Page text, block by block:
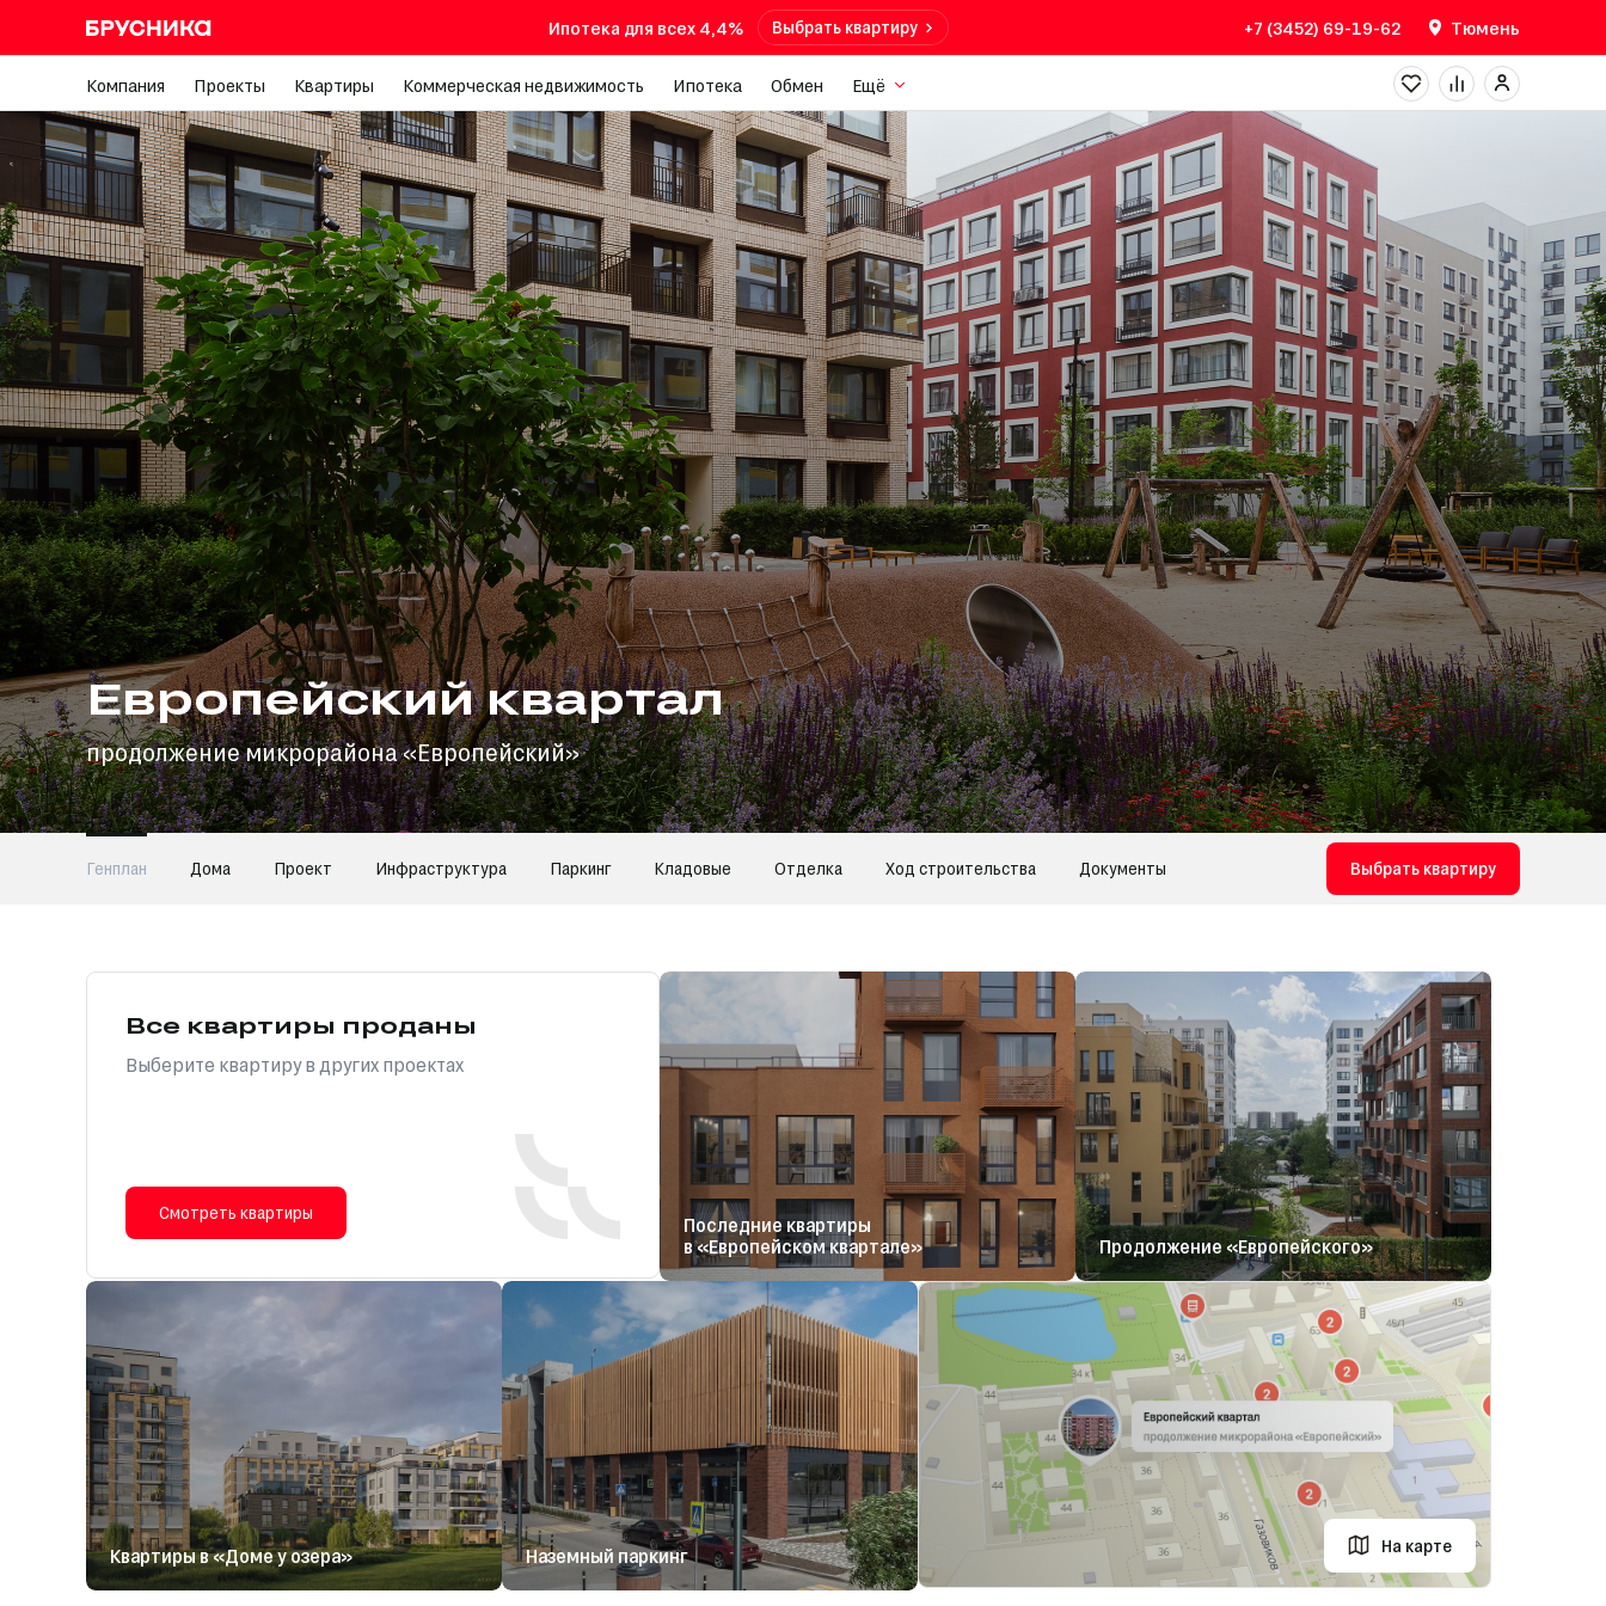
Ипотека для всех 4,4% Выбрать квартиру +7 (3452) 69-19-62 Тюмень
Компания Проекты Квартиры Коммерческая недвижимость Ипотека Обмен Ещё
Европейский квартал
продолжение микрорайона «Европейский»
Генплан Дома Проект Инфраструктура Паркинг Кладовые Отделка Ход строительства Документы Выбрать квартиру
Все квартиры проданы
Выберите квартиру в других проектах
Смотреть квартиры
Последние квартиры
в «Европейском квартале»
Продолжение «Европейского»
Квартиры в «Доме у озера» Наземный паркинг На карте